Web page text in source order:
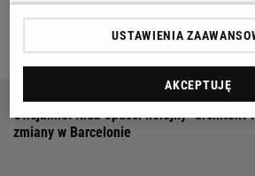
przewidzenia" - przyznał
oświadczeniu cytowanym przez
Oficjalnie: Klub opuści kolejny
zmiany w Barcelonie
USTAWIENIA
AKCEPTUJĘ